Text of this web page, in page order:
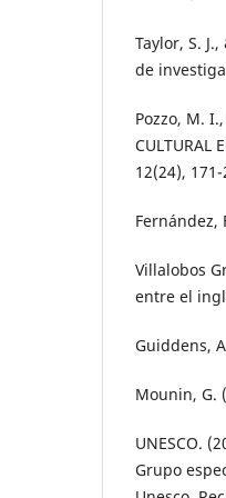
Taylor, S.
de
Pozzo, M.
CULTURAL
12(24), 171-
Fernández,
Villalobos
entre el
Guiddens,
Mounin, G.
UNESCO.
Grupo